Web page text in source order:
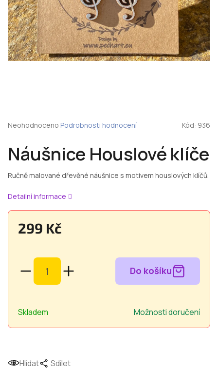
Náušnice Houslové klíče
Ručně malované dřevěné náušnice s motivem houslových klíčů.
Detailní informace
Hlídat Sdílet
299 Kč
Skladem Možnosti doručení
Průměrné
je
0,0
z
5
Neohodnoceno Podrobnosti hodnocení Kód: 936